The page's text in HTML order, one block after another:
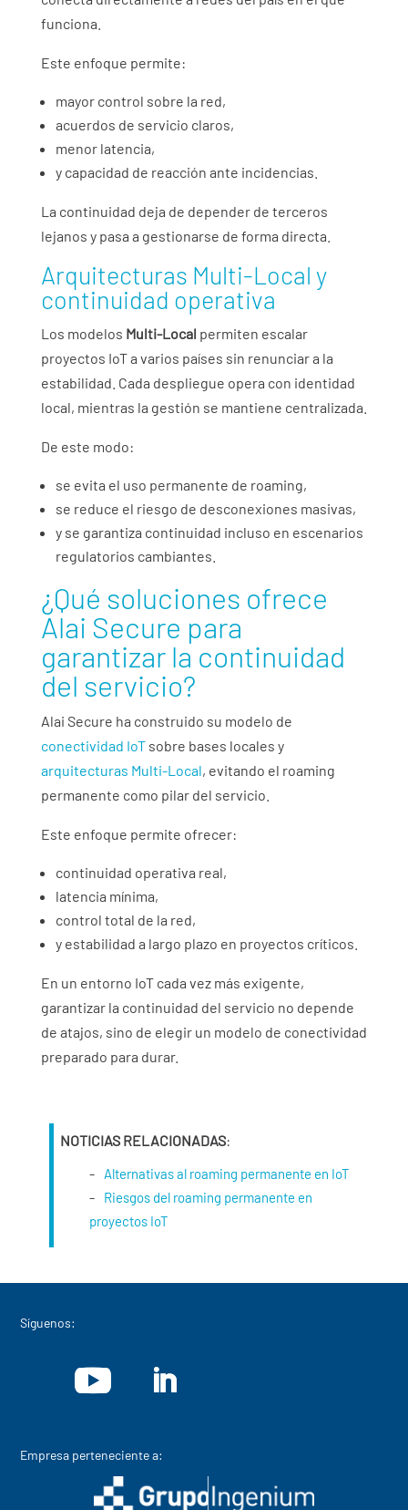
funciona.
Este enfoque permite:
mayor control sobre la red,
acuerdos de servicio claros,
menor latencia,
y capacidad de reacción ante incidencias.
La continuidad deja de depender de terceros
lejanos y pasa a gestionarse de forma directa.
Arquitecturas Multi-Local y
continuidad operativa
Los modelos Multi-Local permiten escalar
proyectos IoT a varios países sin renunciar a la
estabilidad. Cada despliegue opera con identidad
local, mientras la gestión se mantiene centralizada.
De este modo:
se evita el uso permanente de roaming,
se reduce el riesgo de desconexiones masivas,
y se garantiza continuidad incluso en escenarios
regulatorios cambiantes.
¿Qué soluciones ofrece
Alai Secure para
garantizar la continuidad
del servicio?
Alai Secure ha construido su modelo de
conectividad IoTsobre bases locales y
arquitecturas Multi-Local, evitando el roaming
permanente como pilar del servicio.
Este enfoque permite ofrecer:
continuidad operativa real,
latencia mínima,
control total de la red,
y estabilidad a largo plazo en proyectos críticos.
En un entorno IoT cada vez más exigente,
garantizar la continuidad del servicio no depende
de atajos, sino de elegir un modelo de conectividad
preparado para durar.
NOTICIAS RELACIONADAS:
Alternativas al roaming permanente en IoT
Riesgos del roaming permanente en
proyectos IoT
Síguenos:
Empresa perteneciente a: